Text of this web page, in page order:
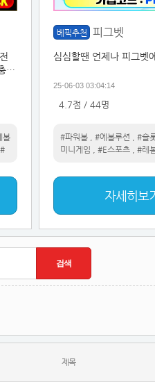
이
볼
#
베픽추천 피그벳
심심할땐 언제나 피그벳
25-06-03 03:04:14
4.7점 / 44명
#파워볼 #에볼루션
#슬
미니게임
#E스포츠 #레
자세히보
제목